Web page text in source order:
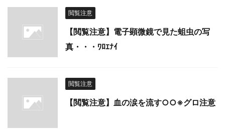
閲覧注意
【閲覧注意】電子顕微鏡で見た蛆虫の写
真・・・ﾜﾛｴﾅｲ
閲覧注意
【閲覧注意】血の涙を流す○○※グロ注意